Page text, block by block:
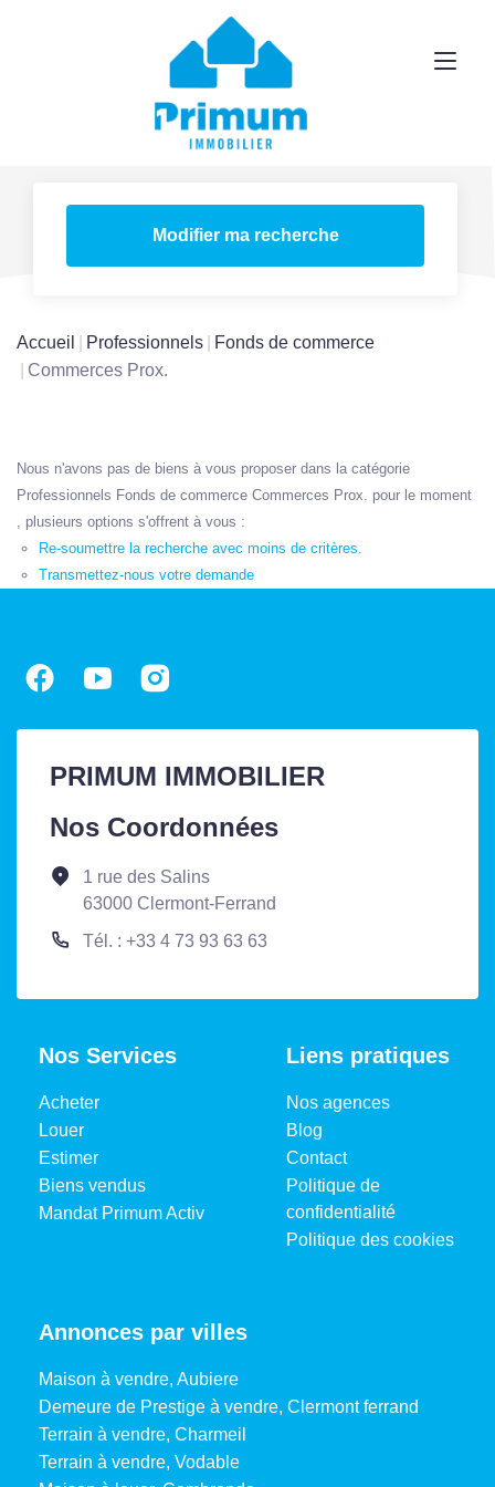
Modifier ma recherche
Accueil Professionnels
Fonds de commerce
Commerces Prox.
Nous n'avons pas de biens à vous proposer dans la catégorie
Professionnels Fonds de commerce Commerces Prox. pour le moment
, plusieurs options s'offrent à vous :
Re-soumettre la recherche avec moins de critères.
Transmettez-nous votre demande
PRIMUM IMMOBILIER
Nos Coordonnées
1 rue des Salins
63000 Clermont-Ferrand
Tél. : +33 4 73 93 63 63
Nos Services
Acheter
Louer
Estimer
Biens vendus
Mandat Primum Activ
Liens pratiques
Nos agences
Blog
Contact
Politique de
confidentialité
Politique des cookies
Annonces par villes
Maison à vendre, Aubiere
Demeure de Prestige à vendre, Clermont ferrand
Terrain à vendre, Charmeil
Terrain à vendre, Vodable